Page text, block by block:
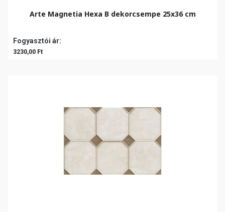
Arte Magnetia Hexa B dekorcsempe 25x36 cm
Fogyasztói ár:
3230,00 Ft